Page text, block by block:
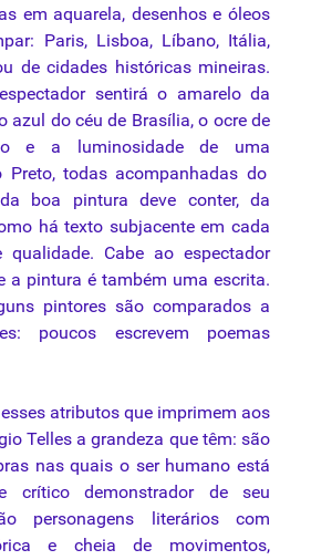
em aquarela, desenhos e óleos
Paris, Lisboa, Líbano, Itália,
de cidades históricas mineiras.
sentirá o amarelo da
azul do céu de Brasília, o ocre de
e a luminosidade de uma
Preto, todas acompanhadas do
boa pintura deve conter, da
há texto subjacente em cada
qualidade. Cabe ao espectador
a pintura é também uma escrita.
pintores são comparados a
: poucos escrevem poemas
atributos que imprimem aos
Telles a grandeza quetêm: são
nas quais o ser humano está
crítico demonstrador de seu
personagens literários com
e cheia de movimentos,